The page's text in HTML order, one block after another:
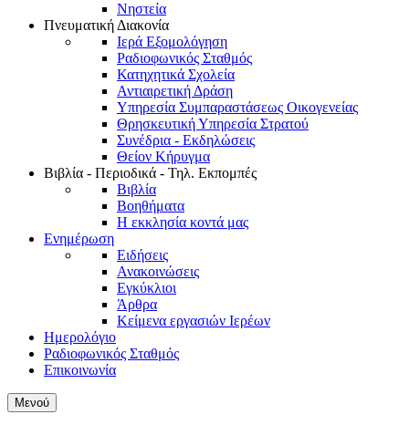
Νηστεία
Πνευματική Διακονία
Ιερά Εξομολόγηση
Ραδιοφωνικός Σταθμός
Κατηχητικά Σχολεία
Αντιαιρετική Δράση
Υπηρεσία Συμπαραστάσεως Οικογενείας
Θρησκευτική Υπηρεσία Στρατού
Συνέδρια - Εκδηλώσεις
Θείον Κήρυγμα
Βιβλία - Περιοδικά - Τηλ. Εκπομπές
Βιβλία
Βοηθήματα
Η εκκλησία κοντά μας
Ενημέρωση
Ειδήσεις
Ανακοινώσεις
Εγκύκλιοι
Άρθρα
Κείμενα εργασιών Ιερέων
Ημερολόγιο
Ραδιοφωνικός Σταθμός
Επικοινωνία
Μενού